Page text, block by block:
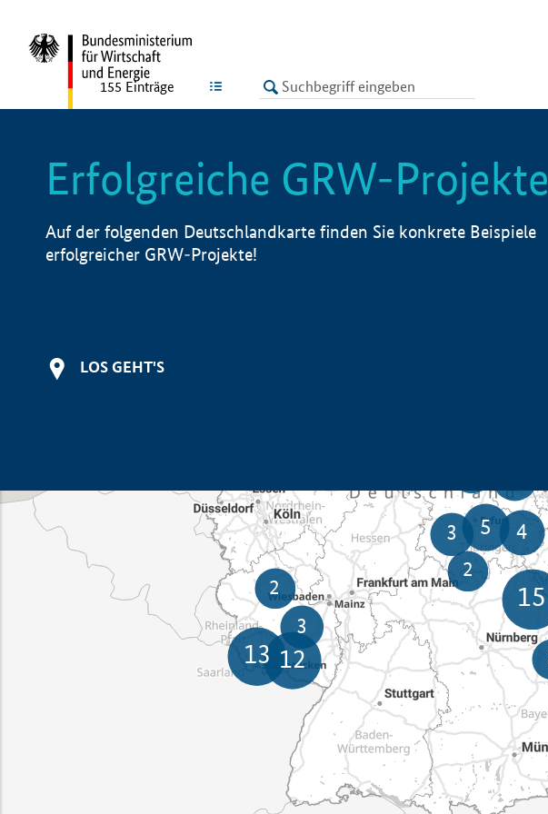
LISTE
155 Einträge
Erfolgreiche GRW-Projekte
Auf der folgenden Deutschlandkarte finden Sie konkrete Beispiele
erfolgreicher GRW-Projekte!
LOS GEHT'S